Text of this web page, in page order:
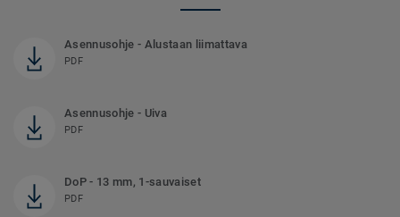
Asennusohje - Alustaan liimattava
PDF
Asennusohje - Uiva
PDF
DoP - 13 mm, 1-sauvaiset
PDF